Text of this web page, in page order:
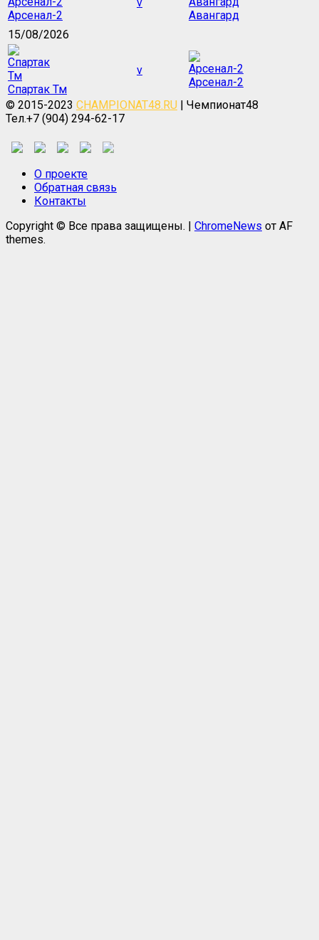
Арсенал-2
Авангард
15/08/2026
Спартак Тм
v
Арсенал-2
© 2015-2023 CHAMPIONAT48.RU | Чемпионат48
Тел.+7 (904) 294-62-17
О проекте
Обратная связь
Контакты
Copyright © Все права защищены. | ChromeNews от AF
themes.